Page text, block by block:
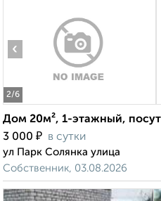
2/6
‹
Дом 20м², 1-этажный,
3 000 ₽ в сутки
ул Парк Солянка улица
Собственник, 03.08.2026